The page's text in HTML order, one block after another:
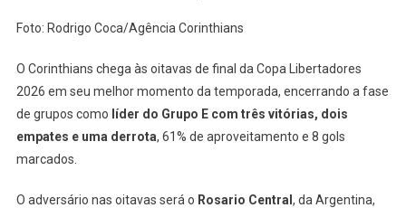
María
E
Rosario
Central
Da
Foto: Rodrigo Coca/Agência Corinthians
O Corinthians chega às oitavas de final da Copa Libertadores
2026 em seu melhor momento da temporada, encerrando a fase
de grupos como líder do Grupo E com três vitórias, dois
empates e uma derrota, 61% de aproveitamento e 8 gols
marcados.
O adversário nas oitavas será o Rosario Central , da Argentina,